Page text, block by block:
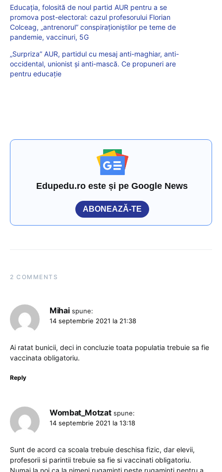
Educația, folosită de noul partid AUR pentru a se
promova post-electoral: cazul profesorului Florian
Colceag, „antrenorul” conspiraționiștilor pe teme de
pandemie, vaccinuri, 5G
„Surpriza” AUR, partidul cu mesaj anti-maghiar, anti-
occidental, unionist și anti-mască. Ce propuneri are
pentru educație
Edupedu.ro este și pe Google News
ABONEAZĂ-TE
2 COMMENTS
Mihai spune:
14 septembrie 2021 la 21:38
Ai ratat bunicii, deci in concluzie toata populatia trebuie sa fie
vaccinata obligatoriu.
Reply
Wombat_Motzat spune:
14 septembrie 2021 la 13:18
Sunt de acord ca scoala trebuie deschisa fizic, dar elevii,
profesorii si parintii trebuie sa fie si vaccinati obligatoriu.
Numai la noi ca la nimeni rugaminti peste rugaminti pentru a